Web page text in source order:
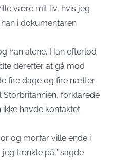
være mit liv, hvis jeg
i dokumentaren
han alene. Han efterlod
derefter at gå mod
fire dage og fire nætter.
Storbritannien, forklarede
ikke havde kontaktet
og morfar ville ende i
tænkte på,” sagde